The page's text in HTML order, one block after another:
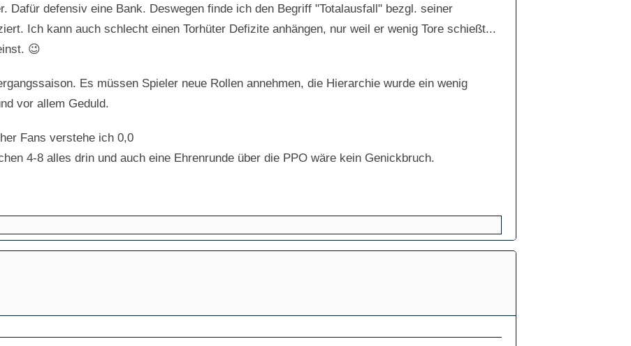
Dafür defensiv eine Bank. Deswegen finde ich den Begriff "Totalausfall" bezgl. seiner
Ich kann auch schlecht einen Torhüter Defizite anhängen, nur weil er wenig Tore schießt...
😉
Es müssen Spieler neue Rollen annehmen, die Hierarchie wurde ein wenig
vor allem Geduld.
Fans verstehe ich 0,0
4-8 alles drin und auch eine Ehrenrunde über die PPO wäre kein Genickbruch.